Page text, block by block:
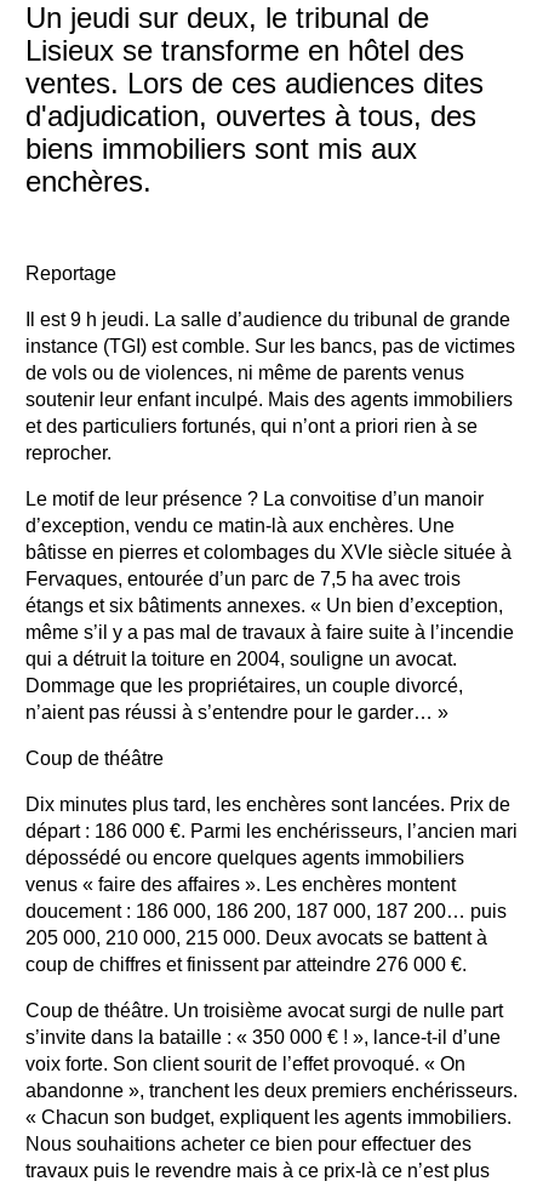
Un jeudi sur deux, le tribunal de
Lisieux se transforme en hôtel des
ventes. Lors de ces audiences dites
d'adjudication, ouvertes à tous, des
biens immobiliers sont mis aux
enchères.
Reportage
Il est 9 h jeudi. La salle d’audience du tribunal de grande
instance (TGI) est comble. Sur les bancs, pas de victimes
de vols ou de violences, ni même de parents venus
soutenir leur enfant inculpé. Mais des agents immobiliers
et des particuliers fortunés, qui n’ont a priori rien à se
reprocher.
Le motif de leur présence ? La convoitise d’un manoir
d’exception, vendu ce matin-là aux enchères. Une
bâtisse en pierres et colombages du XVIe siècle située à
Fervaques, entourée d’un parc de 7,5 ha avec trois
étangs et six bâtiments annexes. « Un bien d’exception,
même s’il y a pas mal de travaux à faire suite à l’incendie
qui a détruit la toiture en 2004, souligne un avocat.
Dommage que les propriétaires, un couple divorcé,
n’aient pas réussi à s’entendre pour le garder… »
Coup de théâtre
Dix minutes plus tard, les enchères sont lancées. Prix de
départ : 186 000 €. Parmi les enchérisseurs, l’ancien mari
dépossédé ou encore quelques agents immobiliers
venus « faire des affaires ». Les enchères montent
doucement : 186 000, 186 200, 187 000, 187 200… puis
205 000, 210 000, 215 000. Deux avocats se battent à
coup de chiffres et finissent par atteindre 276 000 €.
Coup de théâtre. Un troisième avocat surgi de nulle part
s’invite dans la bataille : « 350 000 € ! », lance-t-il d’une
voix forte. Son client sourit de l’effet provoqué. « On
abandonne », tranchent les deux premiers enchérisseurs.
« Chacun son budget, expliquent les agents immobiliers.
Nous souhaitions acheter ce bien pour effectuer des
travaux puis le revendre mais à ce prix-là ce n’est plus